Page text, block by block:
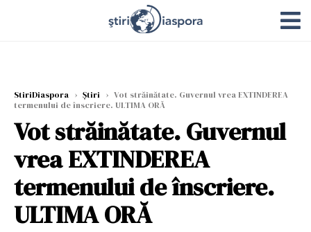
StiriDiaspora › Știri › Vot străinătate. Guvernul vrea EXTINDEREA
termenului de înscriere. ULTIMA ORĂ
Vot străinătate. Guvernul
vrea EXTINDEREA
termenului de înscriere.
ULTIMA ORĂ